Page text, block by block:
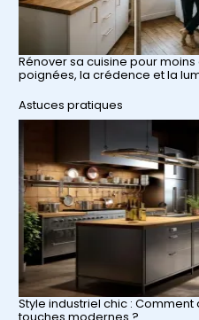
Rénover sa cuisine pour
poignées, la crédence et la
Par rapport à
Astuces pratiques
Style industriel chic :